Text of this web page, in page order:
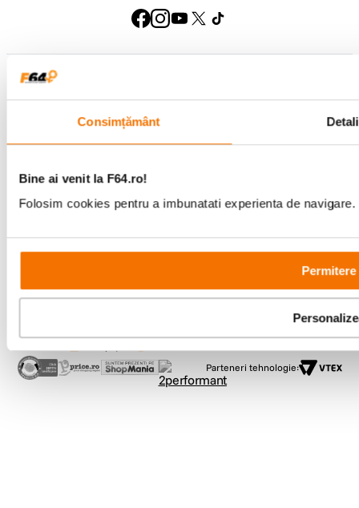
Consimțământ
Bine ai venit la F64.ro!
Folosim cookies pentru a imbunatati experienta de
Permitere
Comenzi si suport
Program de lucru
09:00 - 21:00
Showroom
Bd-ul Unirii 64, Bucuresti
Copyright © F64 2001 - 2026
Parteneri tehnologie: